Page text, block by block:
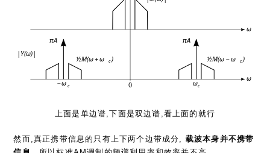
上面是单边谱,下面是双边谱,看上面的就行
然而,真正携带信息的只有上下两个边带成分, 载波本身并不携带